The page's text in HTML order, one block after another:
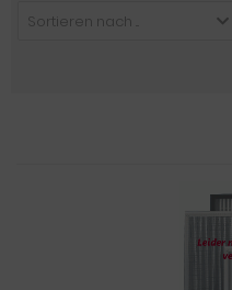
Sortieren nach ...